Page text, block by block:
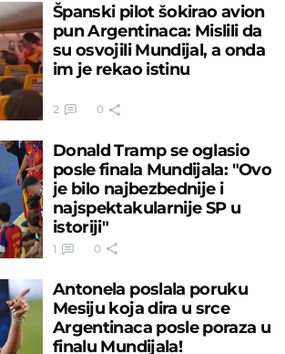
Španski pilot šokirao avion
pun Argentinaca: Mislili da
su osvojili Mundijal, a onda
im je rekao istinu
2 0
Donald Tramp se oglasio
posle finala Mundijala: "Ovo
je bilo najbezbednije i
najspektakularnije SP u
istoriji"
1 0
Antonela poslala poruku
Mesiju koja dira u srce
Argentinaca posle poraza u
finalu Mundijala!